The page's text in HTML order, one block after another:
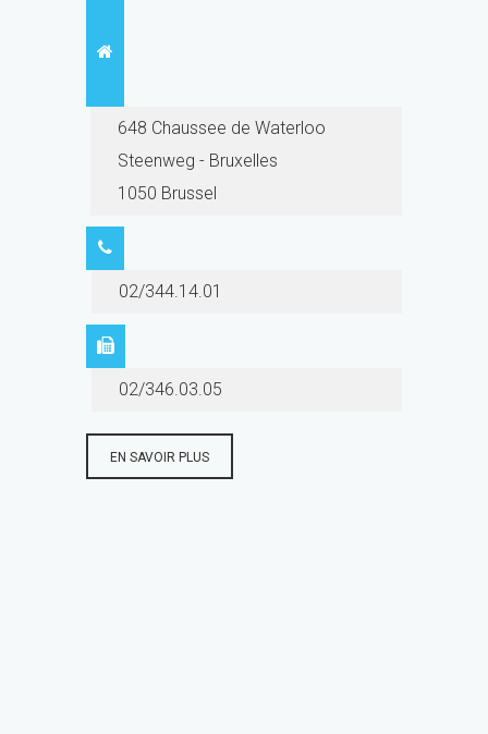
648 Chaussee de Waterloo
Steenweg - Bruxelles
1050 Brussel
02/344.14.01
02/346.03.05
EN SAVOIR PLUS